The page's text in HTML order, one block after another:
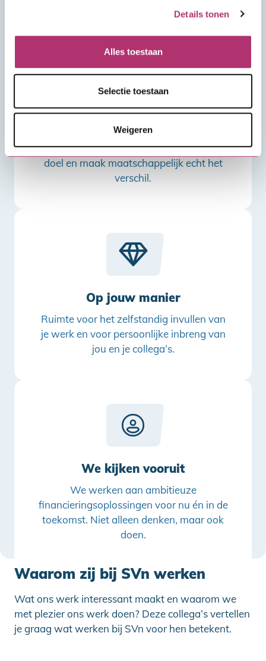
Details tonen
Alles toestaan
Selectie toestaan
Weigeren
We doen het samen
Draag met je collega’s bij aan hetzelfde
doel en maak maatschappelijk echt het
verschil.
Op jouw manier
Ruimte voor het zelfstandig invullen van
je werk en voor persoonlijke inbreng van
jou en je collega’s.
We kijken vooruit
We werken aan ambitieuze
financieringsoplossingen voor nu én in de
toekomst. Niet alleen denken, maar ook
doen.
Waarom zij bij SVn werken
Wat ons werk interessant maakt en waarom we
met plezier ons werk doen? Deze collega’s vertellen
je graag wat werken bij SVn voor hen betekent.